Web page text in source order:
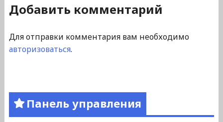
Добавить комментарий
Для отправки комментария вам необходимо
авторизоваться.
Панель управления